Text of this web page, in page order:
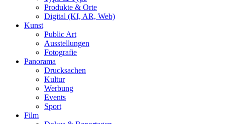
Produkte & Orte
Digital (KI, AR, Web)
Kunst
Public Art
Ausstellungen
Fotografie
Panorama
Drucksachen
Kultur
Werbung
Events
Sport
Film